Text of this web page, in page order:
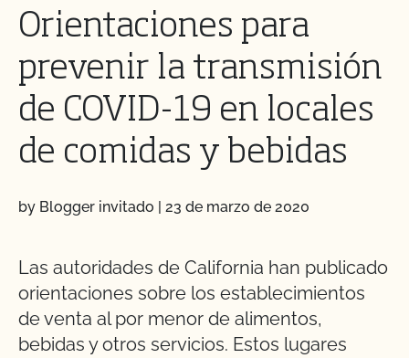
Orientaciones para
prevenir la transmisión
de COVID-19 en locales
de comidas y bebidas
by Blogger invitado | 23 de marzo de 2020
Las autoridades de California han publicado
orientaciones sobre los establecimientos
de venta al por menor de alimentos,
bebidas y otros servicios. Estos lugares